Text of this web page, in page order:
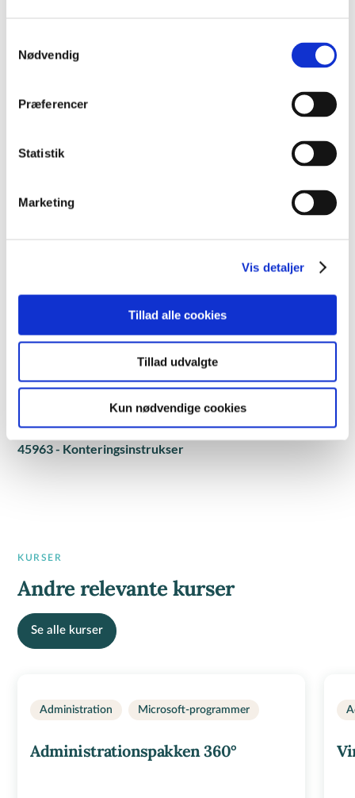
Nødvendig
Præferencer
Statistik
Marketing
Vis detaljer
Tillad alle cookies
Tillad udvalgte
Kun nødvendige cookies
Kursusinformationer
VARIGHED
6 ugers jobrettet uddannelse
Regionale positivlister
AMU-NR
45963 - Konteringsinstrukser
KURSER
Andre relevante kurser
Se alle kurser
Administration Microsoft-programmer
Administrationspakken 360°